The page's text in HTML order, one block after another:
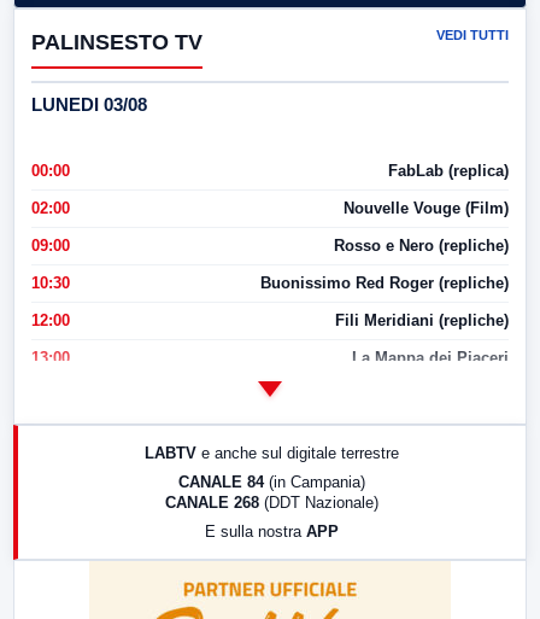
PALINSESTO TV VEDI TUTTI
LUNEDI 03/08
00:00 FabLab (replica)
02:00 Nouvelle Vouge (Film)
09:00 Rosso e Nero (repliche)
10:30 Buonissimo Red Roger (repliche)
12:00 Fili Meridiani (repliche)
13:00 La Mappa dei Piaceri
LABTV e anche sul digitale terrestre
CANALE 84 (in Campania)
CANALE 268 (DDT Nazionale)
E sulla nostra APP